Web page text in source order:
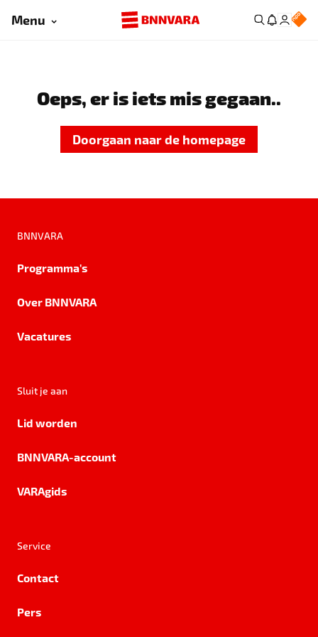
Menu
Oeps, er is iets mis gegaan..
Doorgaan naar de homepage
BNNVARA
Programma's
Over BNNVARA
Vacatures
Sluit je aan
Lid worden
BNNVARA-account
VARAgids
Service
Contact
Pers